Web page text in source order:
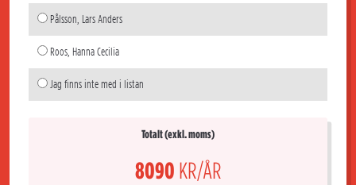
Pålsson, Lars Anders
Roos, Hanna Cecilia
Jag finns inte med i listan
Totalt (exkl. moms)
8090 KR/ÅR